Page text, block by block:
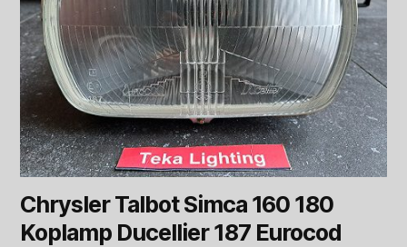
Chrysler Talbot Simca 160 180
Koplamp Ducellier 187 Eurocod